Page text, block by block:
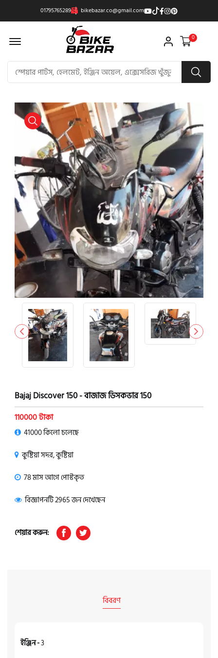
01795765289 bikebazar.co@gmail.com
Offcanvas Menu Open 0
product view
Bajaj Discover 150 - বাজাজ ডিসকভার 150
110000 টাকা
41000 কিলো চলেছে
কুষ্টিয়া সদর, কুষ্টিয়া
78 মাস আগে পোস্টকৃত
বিজ্ঞাপনটি 2965 জন দেখেছেন
শেয়ার করুন:
বিবরণ
ইঞ্জিন -3